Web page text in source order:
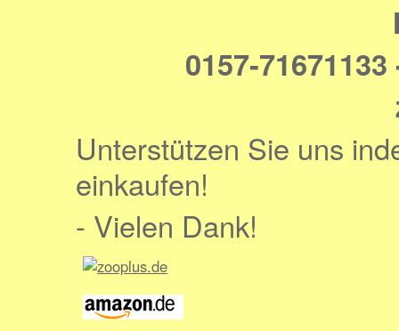
0157-
Unterstützen Sie uns
einkaufen!
- Vielen Dank!